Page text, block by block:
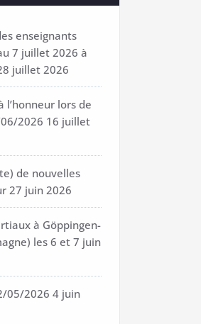
enseignants
7 juillet 2026 à
juillet 2026
l’honneur lors de
06/2026 16 juillet
de nouvelles
27 juin 2026
à Göppingen-
les 6 et 7 juin
05/2026 4 juin